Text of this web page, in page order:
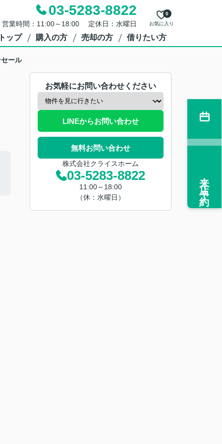
03-5283-8822
営業時間：11:00～18:00 定休日：水曜日 お気に入り
0
ップ 購入の方 売却の方 借りたい方
ール
お気軽にお問い合わせください
LINEからお問い合わせ
無料お問い合わせ
株式会社クライスホーム
03-5283-8822
11:00～18:00
（休：水曜日）
来店予約